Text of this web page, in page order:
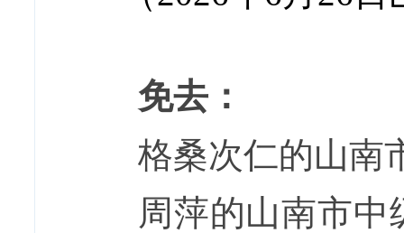
免去：
格桑次仁的山南
周萍的山南市